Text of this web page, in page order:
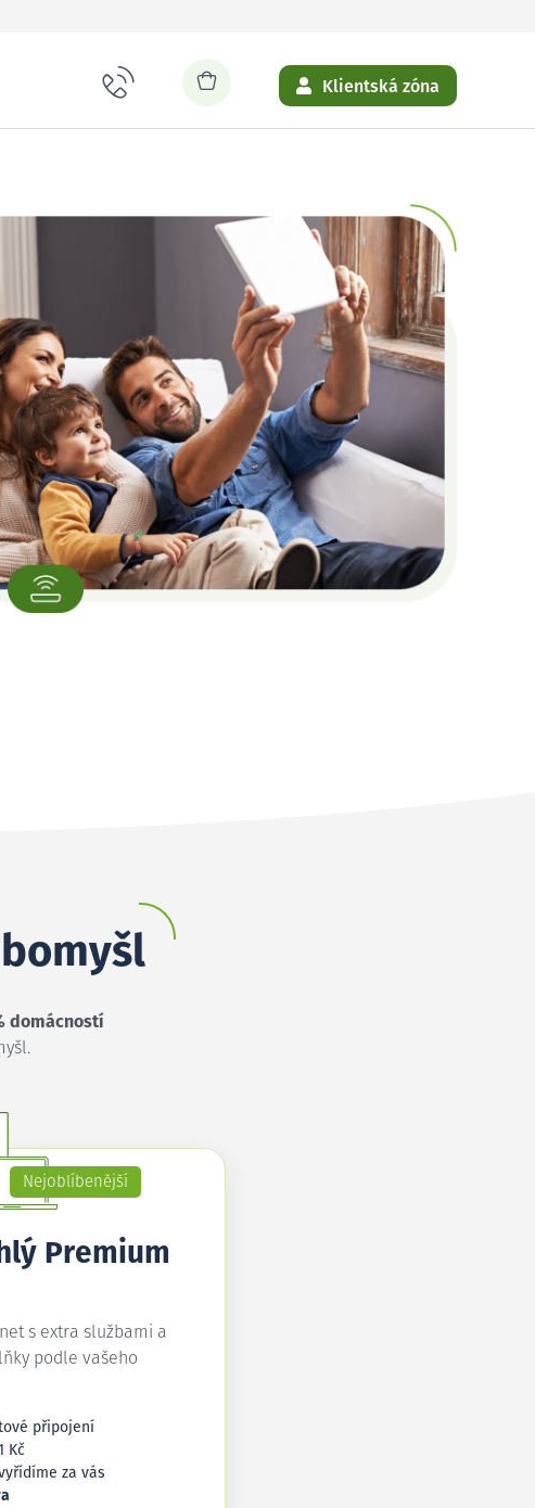
Klientská zóna
domácností
Nejoblíbenější
Premium
s extra službami a
podle vašeho
připojení
Kč
za vás